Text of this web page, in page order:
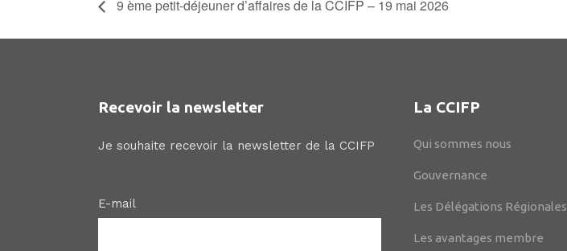
9 ème petit-déjeuner d’affaires de la CCIFP – 19 mai 2026
Recevoir la newsletter
Je souhaite recevoir la newsletter de la CCIFP
E-mail
La CCIFP
Qui sommes nous
Gouvernance
Les Délégations Régionales
Les avantages membre